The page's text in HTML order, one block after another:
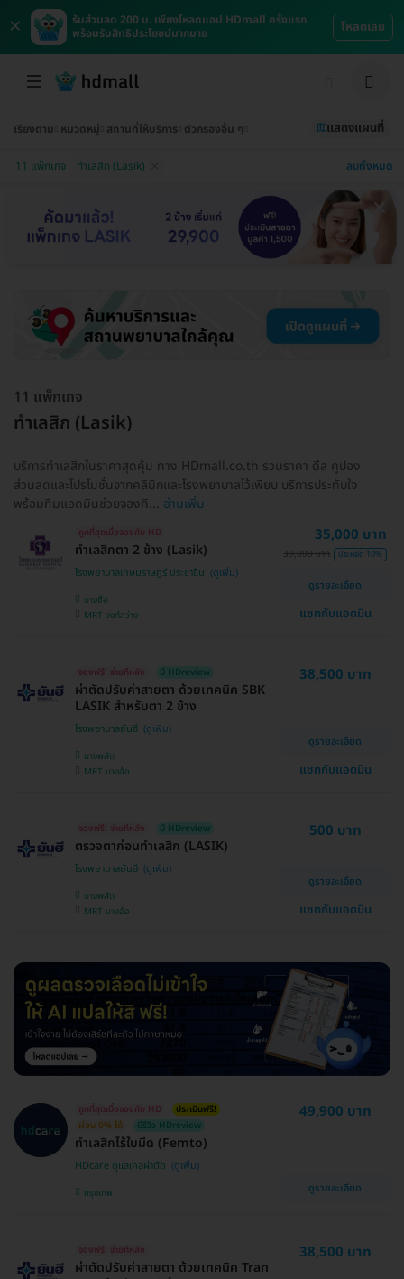
×
รับส่วนลด 200 บ. เพียงโหลดแอป HDmall ครั้งแรก
พร้อมรับสิทธิประโยชน์มากมาย
โหลดเลย
เรียงตาม หมวดหมู่ สถานที่ให้บริการ ตัวกรองอื่น ๆ แสดงแผนที่
11 แพ็กเกจ ทำเลสิก (Lasik) ลบทั้งหมด
11 แพ็กเกจ
ทำเลสิก (Lasik)
บริการทำเลสิกในราคาสุดคุ้ม ทาง HDmall.co.th รวมราคา ดีล คูปอง
ส่วนลดและโปรโมชั่นจากคลินิกและโรงพยาบาลไว้เพียบ บริการประทับใจ
พร้อมทีมแอดมินช่วยจองคิ... อ่านเพิ่ม
ถูกที่สุดเมื่อจองกับ HD
ทำเลสิกตา 2 ข้าง (Lasik)
โรงพยาบาลเกษมราษฎร์ ประชาชื่น
บางซื่อ
MRT วงศ์สว่าง
35,000 บาท
39,000 บาท ประหยัด 10%
ดูรายละเอียด
แชทกับแอดมิน
จองฟรี! จ่ายทีหลัง มี HDreview
ผ่าตัดปรับค่าสายตา ด้วยเทคนิค SBK
LASIK สำหรับตา 2 ข้าง
โรงพยาบาลยันฮี
บางพลัด
MRT บางอ้อ
38,500 บาท
ดูรายละเอียด
แชทกับแอดมิน
จองฟรี! จ่ายทีหลัง มี HDreview
ตรวจตาก่อนทำเลสิก (LASIK)
โรงพยาบาลยันฮี
บางพลัด
MRT บางอ้อ
500 บาท
ดูรายละเอียด
แชทกับแอดมิน
ถูกที่สุดเมื่อจองกับ HD
ประเมินฟรี!
ผ่อน 0% ได้
มีรีวิว HDreview
ทำเลสิกไร้ใบมีด (Femto)
HDcare ดูแลเคสผ่าตัด
กรุงเทพ
49,900 บาท
ดูรายละเอียด
จองฟรี! จ่ายทีหลัง
ผ่าตัดปรับค่าสายตา ด้วยเทคนิค Tran
38,500 บาท